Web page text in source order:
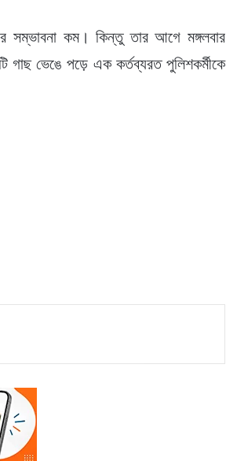
সম্ভাবনা কম। কিন্তু তার আগে মঙ্গলবার
গাছ ভেঙে পড়ে এক কর্তব্যরত পুলিশকর্মীকে